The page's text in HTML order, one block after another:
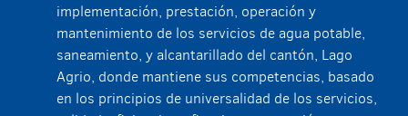
implementación, prestación, operación y
mantenimiento de los servicios de agua potable,
saneamiento, y alcantarillado del cantón, Lago
Agrio, donde mantiene sus competencias, basado
en los principios de universalidad de los servicios,